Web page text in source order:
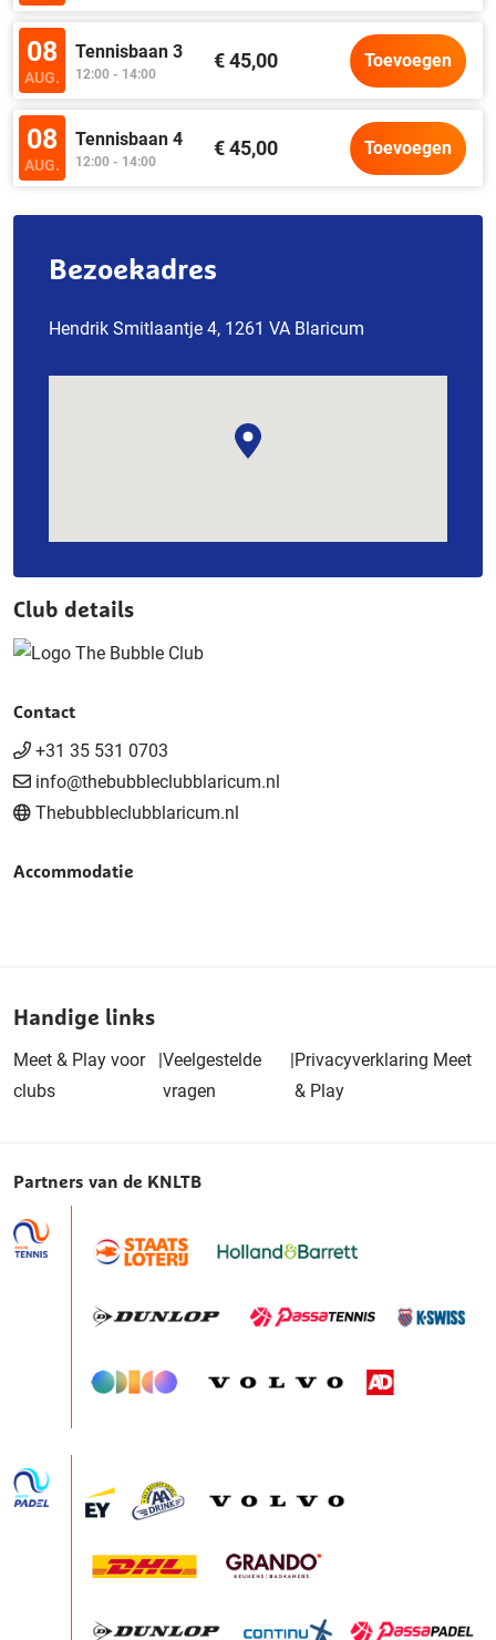
08
AUG.
Tennisbaan 3
12:00 - 14:00
€ 45,00 Toevoegen
08
AUG.
Tennisbaan 4
12:00 - 14:00
€ 45,00 Toevoegen
Bezoekadres
Hendrik Smitlaantje 4, 1261 VA Blaricum
Club details
Contact
+31 35 531 0703
info@thebubbleclubblaricum.nl
Thebubbleclubblaricum.nl
Accommodatie
Handige links
Meet & Play voor
clubs
|Veelgestelde
vragen
|Privacyverklaring Meet
& Play
Partners van de KNLTB